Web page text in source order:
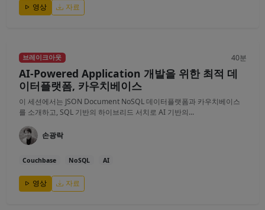
영상 자료
브레이크아웃 40분
AI-Powered Application 개발을 위한 최적 데
이터플랫폼, 카우치베이스
이 세션에서는 JSON Document NoSQL 데이터플랫폼과 카우치베이스
를 소개하고, SQL 기반의 하이브리드 서치로 AI 기반의...
손광락
Couchbase NoSQL AI
영상 자료